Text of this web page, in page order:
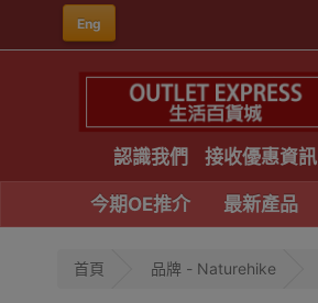
Eng
認識我們 接收優惠資訊
今期OE推介 最新產品
首頁 品牌 - Naturehike